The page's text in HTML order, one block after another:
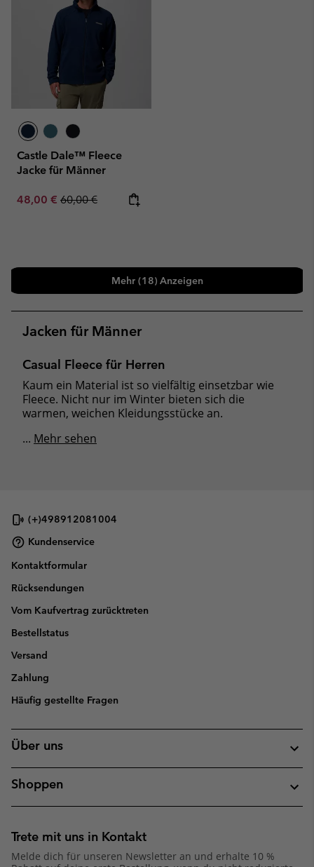
Castle Dale™ Fleece
Jacke für Männer
Sale price:
48,00 € Regular price:
60,00 €
Mehr (18) Anzeigen
Jacken für Männer
Casual Fleece für Herren
Kaum ein Material ist so vielfältig einsetzbar wie
Fleece. Nicht nur im Winter bieten sich die
warmen, weichen Kleidungsstücke an.
... Mehr sehen
(+)498912081004
Kundenservice
Kontaktformular
Rücksendungen
Vom Kaufvertrag zurücktreten
Bestellstatus
Versand
Zahlung
Häufig gestellte Fragen
Über uns
Shoppen
Trete mit uns in Kontakt
Melde dich für unseren Newsletter an und erhalte 10 %